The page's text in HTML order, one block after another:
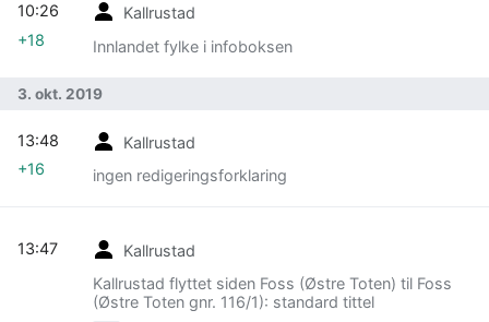
Kallrustad
Innlandet fylke i infoboksen
10:26
+18
3. okt. 2019
Kallrustad
ingen redigeringsforklaring
13:48
+16
Kallrustad
Kallrustad flyttet siden Foss (Østre Toten) til Foss
(Østre Toten gnr. 116/1): standard tittel
13:47